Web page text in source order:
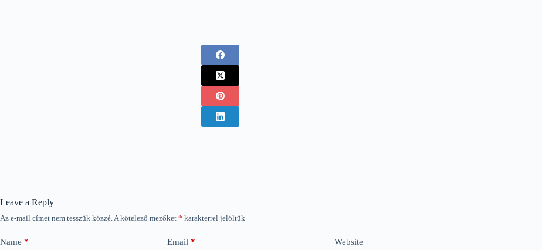
Leave a Reply
Az e-mail címet nem tesszük közzé. A kötelező mezőket * karakterrel jelöltük
Name * Email * Website